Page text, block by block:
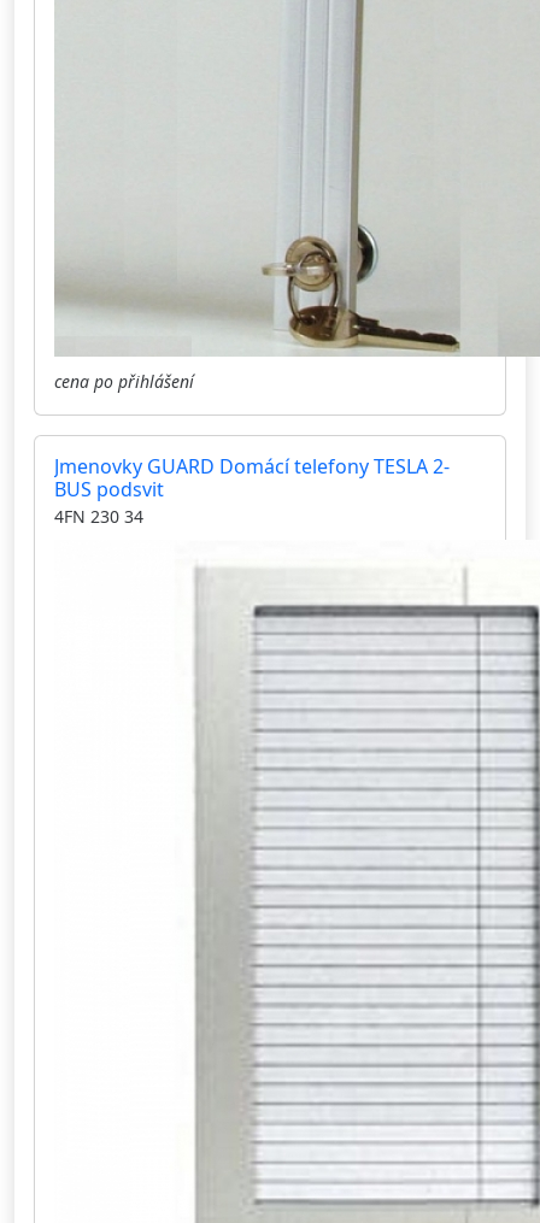
cena po přihlášení
Jmenovky GUARD Domácí telefony TESLA 2-
BUS podsvit
4FN 230 34